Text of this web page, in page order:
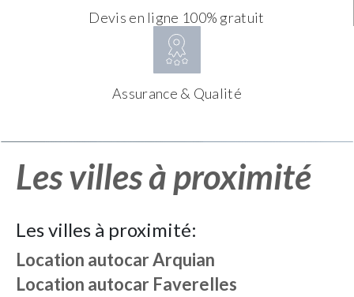
Devis en ligne 100% gratuit
Assurance & Qualité
Les villes à proximité
Les villes à proximité:
Location autocarArquian
Location autocar Faverelles